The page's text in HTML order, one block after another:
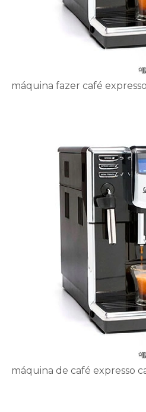
máquina fazer café
máquina de café expresso